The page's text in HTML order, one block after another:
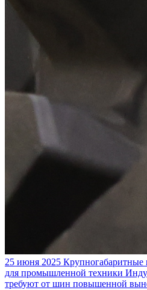
25 июня 2025
для промышленной техники
требуют от шин повышенной